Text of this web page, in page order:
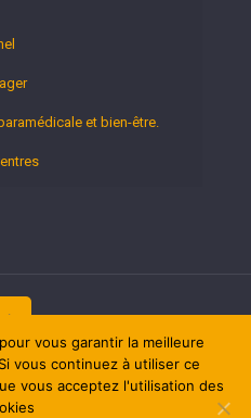
et bien-être.
Liège.Tous droits réservés.
soutiennent vos soins. Pour
et hypnotherapeutes.
vous garantir la meilleure
vous continuez à utiliser ce
vous acceptez l'utilisation des